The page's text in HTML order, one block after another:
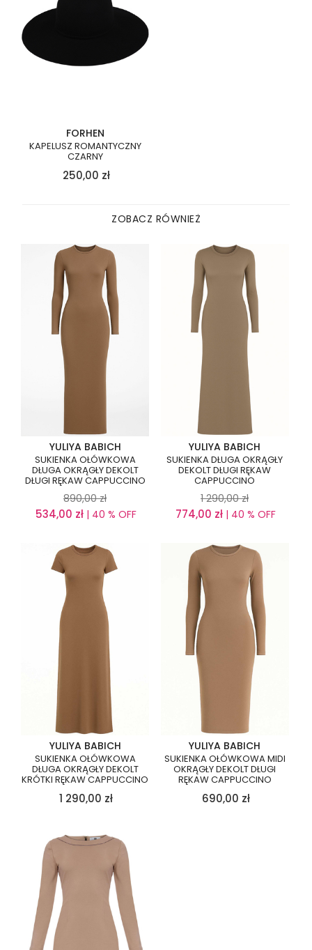
FORHEN
KAPELUSZ ROMANTYCZNY
CZARNY
250,00 zł
ZOBACZ RÓWNIEŻ
YULIYA BABICH
SUKIENKA OŁÓWKOWA
DŁUGA OKRĄGŁY DEKOLT
DŁUGI RĘKAW CAPPUCCINO
890,00 zł
534,00 zł | 40 % OFF
YULIYA BABICH
SUKIENKA DŁUGA OKRĄGŁY
DEKOLT DŁUGI RĘKAW
CAPPUCCINO
1 290,00 zł
774,00 zł | 40 % OFF
YULIYA BABICH
SUKIENKA OŁÓWKOWA
DŁUGA OKRĄGŁY DEKOLT
KRÓTKI RĘKAW CAPPUCCINO
1 290,00 zł
YULIYA BABICH
SUKIENKA OŁÓWKOWA MIDI
OKRĄGŁY DEKOLT DŁUGI
RĘKAW CAPPUCCINO
690,00 zł